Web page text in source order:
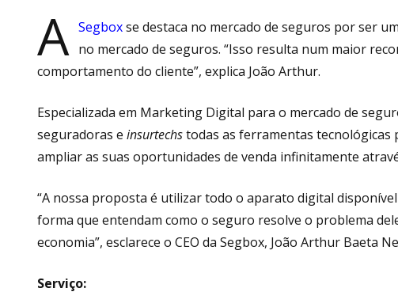
A Segboxse destaca no mercado de seguros por ser
no mercado de seguros. “Isso resulta num maior
comportamento do cliente”, explica João Arthur.
Especializada em Marketing Digital para o mercado de
seguradoras e insurtechstodas as ferramentas tecnológicas
ampliar as suas oportunidades de venda infinitamente
“A nossa proposta é utilizar todo o aparato digital
forma que entendam como o seguro resolve o problema
economia”, esclarece o CEO da Segbox, João Arthur Baeta
Serviço: